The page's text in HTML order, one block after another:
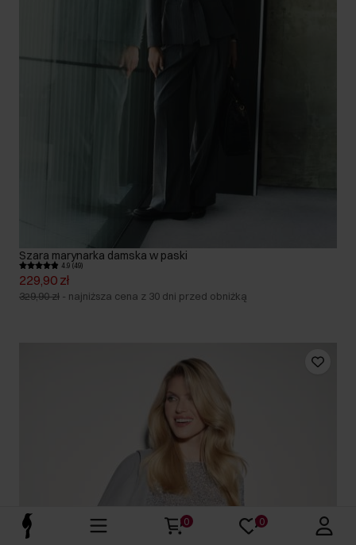
Szara marynarka damska w paski
4.9 (49)
229,90 zł
329,90 zł - najniższa cena z 30 dni przed obniżką
0 0